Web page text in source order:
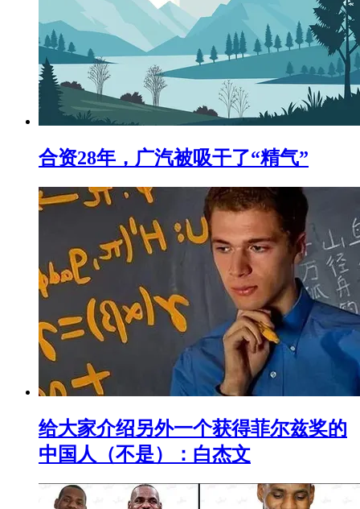
合资28年，广汽被吸干了“精气”
给大家介绍另外一个获得菲尔兹奖的
中国人（不是）：白杰文